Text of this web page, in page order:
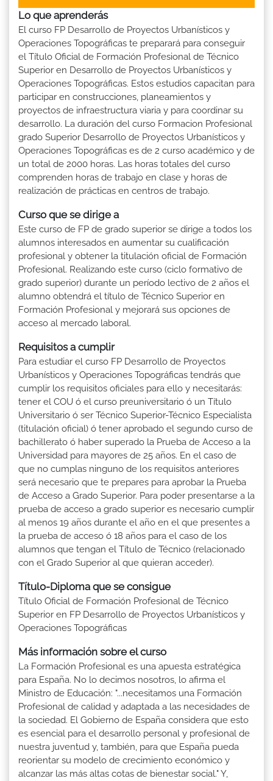
Lo que aprenderás
El curso FP Desarrollo de Proyectos Urbanísticos y
Operaciones Topográficas te preparará para conseguir
el Título Oficial de Formación Profesional de Técnico
Superior en Desarrollo de Proyectos Urbanísticos y
Operaciones Topográficas. Estos estudios capacitan para
participar en construcciones, planeamientos y
proyectos de infraestructura viaria y para coordinar su
desarrollo. La duración del curso Formacion Profesional
grado Superior Desarrollo de Proyectos Urbanísticos y
Operaciones Topográficas es de 2 curso académico y de
un total de 2000 horas. Las horas totales del curso
comprenden horas de trabajo en clase y horas de
realización de prácticas en centros de trabajo.
Curso que se dirige a
Este curso de FP de grado superior se dirige a todos los
alumnos interesados en aumentar su cualificación
profesional y obtener la titulación oficial de Formación
Profesional. Realizando este curso (ciclo formativo de
grado superior) durante un período lectivo de 2 años el
alumno obtendrá el título de Técnico Superior en
Formación Profesional y mejorará sus opciones de
acceso al mercado laboral.
Requisitos a cumplir
Para estudiar el curso FP Desarrollo de Proyectos
Urbanísticos y Operaciones Topográficas tendrás que
cumplir los requisitos oficiales para ello y necesitarás:
tener el COU ó el curso preuniversitario ó un Título
Universitario ó ser Técnico Superior-Técnico Especialista
(titulación oficial) ó tener aprobado el segundo curso de
bachillerato ó haber superado la Prueba de Acceso a la
Universidad para mayores de 25 años. En el caso de
que no cumplas ninguno de los requisitos anteriores
será necesario que te prepares para aprobar la Prueba
de Acceso a Grado Superior. Para poder presentarse a la
prueba de acceso a grado superior es necesario cumplir
al menos 19 años durante el año en el que presentes a
la prueba de acceso ó 18 años para el caso de los
alumnos que tengan el Título de Técnico (relacionado
con el Grado Superior al que quieran acceder).
Título-Diploma que se consigue
Título Oficial de Formación Profesional de Técnico
Superior en FP Desarrollo de Proyectos Urbanísticos y
Operaciones Topográficas
Más información sobre el curso
La Formación Profesional es una apuesta estratégica
para España. No lo decimos nosotros, lo afirma el
Ministro de Educación: "...necesitamos una Formación
Profesional de calidad y adaptada a las necesidades de
la sociedad. El Gobierno de España considera que esto
es esencial para el desarrollo personal y profesional de
nuestra juventud y, también, para que España pueda
reorientar su modelo de crecimiento económico y
alcanzar las más altas cotas de bienestar social." Y,